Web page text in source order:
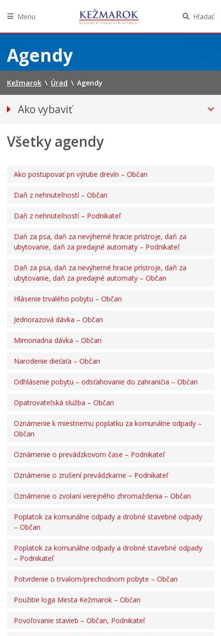
obsah
Menu Hľadať
Agendy
Kežmarok \ Úrad \ Agendy
Ako vybaviť
Podnikateľ
Všetky agendy
Ako postupovať pri výrube drevín – Občan
Daň z nehnuteľností – Občan
Daň z nehnuteľností – Podnikateľ
Daň za psa, daň za nevýherné hracie prístroje, daň za
ubytovanie, daň za predajné automaty – Podnikateľ
Daň za psa, daň za nevýherné hracie prístroje, daň za
ubytovanie, daň za predajné automaty – Občan
Hlásenie trvalého pobytu – Občan
Jednorazová dávka – Občan
Mimoriadna dávka – Občan
Narodenie dieťaťa – Občan
Odhlásenie pobytu – odsťahovanie do zahraničia – Občan
Opatrovateľská služba – Občan
Oznámenie k miestnemu poplatku za komunálne odpady –
Občan
Oznámenie o prevádzkovom čase – Podnikateľ
Oznámenie o zrušení prevádzkarne – Podnikateľ
Oznámenie o zvolaní verejného zhromaždenia – Občan
Poplatok za komunálne odpady a drobné stavebné odpady
– Občan
Poplatok za komunálne odpady a drobné stavebné odpady
– Podnikateľ
Potvrdenie o trvalom/prechodnom pobyte – Občan
Použitie loga Mesta Kežmarok – Občan
Povoľovanie stavieb – Občan, Podnikateľ